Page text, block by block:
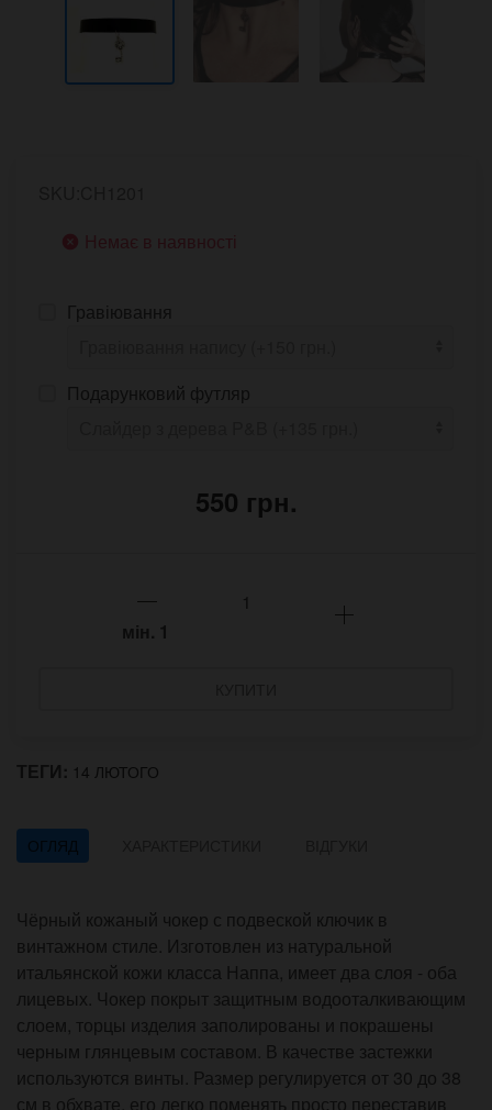
Немає в наявності
Гравіювання
Подарунковий футляр
550 грн.
мін. 1
ТЕГИ: 14 ЛЮТОГО
ОГЛЯД
Чёрный кожаный чокер с подвеской ключик в
винтажном стиле. Изготовлен из натуральной
итальянской кожи класса Наппа, имеет два слоя - оба
лицевых. Чокер покрыт защитным водооталкивающим
слоем, торцы изделия заполированы и покрашены
черным глянцевым составом. В качестве застежки
используются винты. Размер регулируется от 30 до 38
см в обхвате, его легко поменять просто переставив